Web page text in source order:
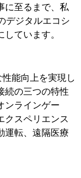
に至るまで、私
デジタルエコシ
ています。
能向上を実現し
続の三つの特性
ンラインゲー
クスペリエンス
運転、遠隔医療